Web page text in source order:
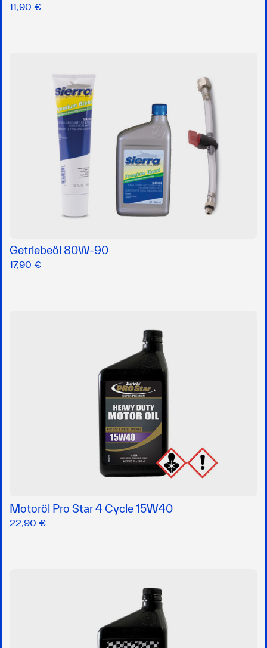
11,90 €
Getriebeöl 80W-90
17,90 €
Motoröl Pro Star 4 Cycle 15W40
22,90 €